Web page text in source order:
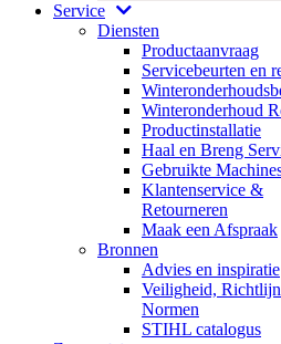
Service
Diensten
Productaanvraag
Servicebeurten en
Winteronderhoud
Productinstallatie
Haal en Breng
Gebruikte
Klantenservice &
Retourneren
Maak een Afspraak
Bronnen
Advies en inspiratie
Veiligheid,
Normen
STIHL catalogus